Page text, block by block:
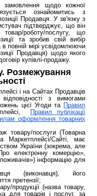
замовлення щодо кожної
ознайомитись з
Продавця. У зв'язку з
підтверджує, що він
роботу/послугу, що
та зробив свій вибір
повній мірі усвідомлюючи
Продавця) щодо якого
купівлі-продажу.
Розмежування
і на Сайтах Продавців
з вимогами
цієї Угоди та Правил
Правил публікації
оформлення товарних
товару/послуги (Товарна
Маркетплейсі/Сайті, має
України (зокрема, але
електронну комерцію»,
інформацію для
(виконавця), його
претензії;
продукції (назва товару,
для товарів і послуг, за